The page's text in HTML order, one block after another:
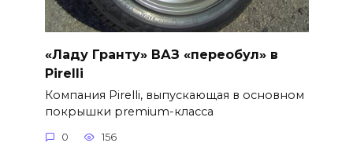
«Ладу Гранту» ВАЗ «переобул» в
Pirelli
Компания Pirelli, выпускающая в основном
покрышки premium-класса
0 156